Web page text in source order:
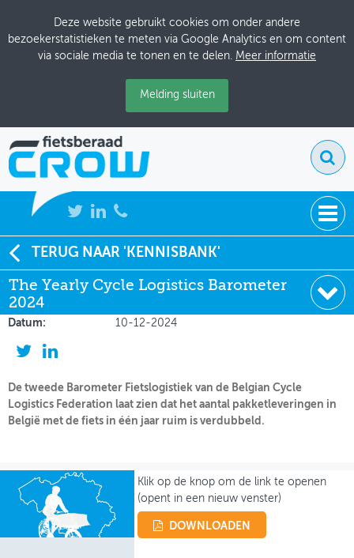
Deze website gebruikt cookies om onder andere
bezoekerstatistieken te meten via Google Analytics en om content
via sociale media te tonen en te delen. Meer informatie
Melding sluiten
NIEUWS
BIJEENKOMSTEN
KENNISBANK
ADRESSENBOEK
OVER FIETSBERAAD
THEMASITES
GEBRUIKER
TERUG NAAR 'KENNISBANK'
The Yearly Cycle Logistics Barometer
2024
Soort:
Onderzoeksrapporten
Auteur:
Belgian Cycle Logistics Federation
Datum:
10-12-2024
De tweede Barometer Fietslogistiek van de Belgian Cycle
Logistics Federation laat zien dat het aantal pakketleveringen in
België met de fiets in één jaar ruim is verdubbeld.
Klik op de knop om de link te openen
(opent in een nieuw venster)
DOWNLOADEN